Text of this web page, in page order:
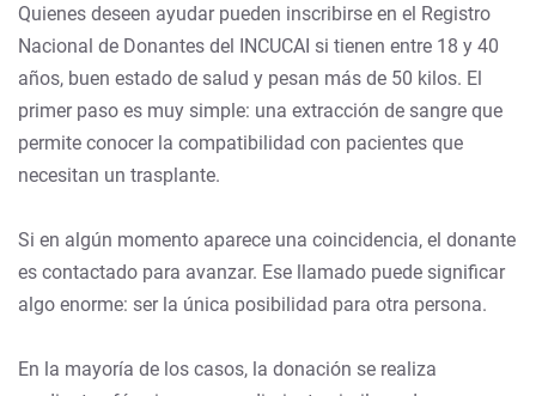
Quienes deseen ayudar pueden inscribirse en el Registro
Nacional de Donantes del INCUCAI si tienen entre 18 y 40
años, buen estado de salud y pesan más de 50 kilos. El
primer paso es muy simple: una extracción de sangre que
permite conocer la compatibilidad con pacientes que
necesitan un trasplante.
Si en algún momento aparece una coincidencia, el donante
es contactado para avanzar. Ese llamado puede significar
algo enorme: ser la única posibilidad para otra persona.
En la mayoría de los casos, la donación se realiza